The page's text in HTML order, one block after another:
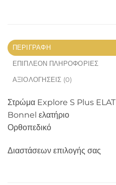
ΠΕΡΙΓΡΑΦΉ
ΕΠΙΠΛΈΟΝ ΠΛΗΡΟΦΟΡΊΕΣ
ΑΞΙΟΛΟΓΉΣΕΙΣ (0)
Στρώμα Explore S Plus
Bonnel ελατήριο
Ορθοπεδικό
Διαστάσεων επιλογής σας